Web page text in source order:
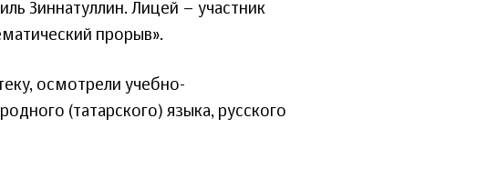
Зиннатуллин. Лицей – участник
прорыв».
осмотрели учебно-
(татарского) языка, русского